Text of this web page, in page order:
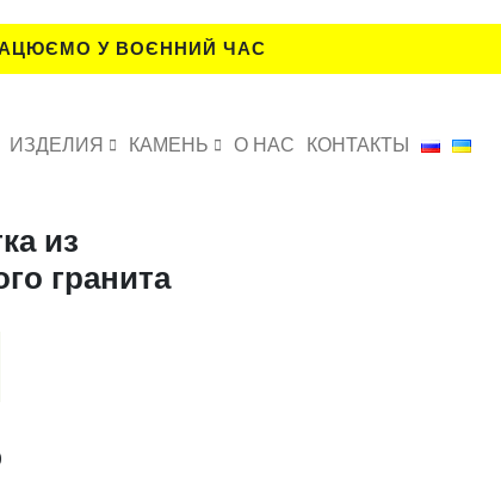
У ВОЄННИЙ ЧАС
ИЗДЕЛИЯ КАМЕНЬ О НАС КОНТАКТЫ
из
гранита